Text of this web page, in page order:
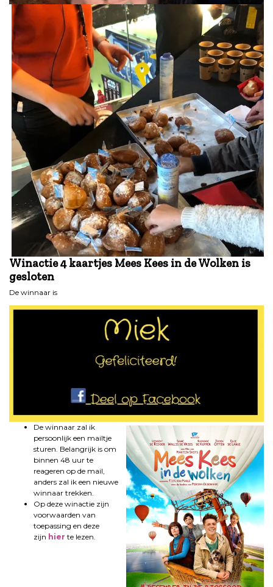
Winactie 4 kaartjes Mees Kees in de Wolken is
gesloten
De winnaar is
De winnaar zal ik
persoonlijk een mailtje
sturen. Belangrijk is om
binnen 48 uur te
reageren op de mail,
anders zal ik een nieuwe
winnaar trekken.
Op deze winactie zijn
voorwaarden van
toepassing en deze
zijn hier te lezen.